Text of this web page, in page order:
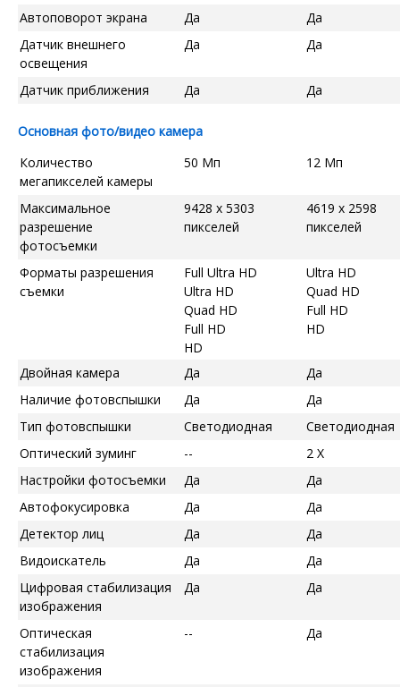
Автоповорот экрана Да
Да
Датчик внешнего
освещения
Да Да
Датчик приближения Да Да
Основная фото/видео камера
Количество
мегапикселей камеры
50 Мп 12 Мп
Максимальное
разрешение
фотосъемки
9428 x 5303
пикселей
4619 x 2598
пикселей
Форматы разрешения
съемки
Full Ultra HD
Ultra HD
Quad HD
Full HD
HD
Ultra HD
Quad HD
Full HD
HD
Двойная камера Да
Да
Наличие фотовспышки
Да
Да
Тип фотовспышки
Светодиодная
Светодиодная
Оптический зуминг
--
2 X
Настройки фотосъемки
Да
Да
Автофокусировка
Да
Да
Детектор лиц
Да
Да
Видоискатель
Да
Да
Цифровая стабилизация
изображения
Да Да
Оптическая
стабилизация
изображения
-- Да